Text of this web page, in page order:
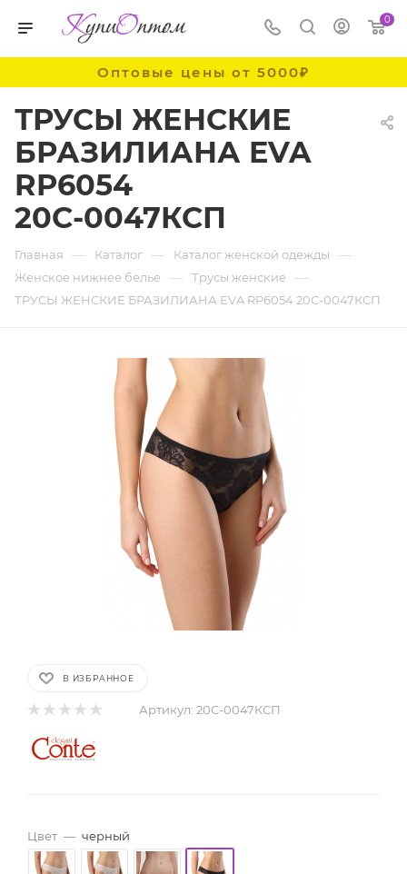
0
Оптовые цены от 5000₽
ТРУСЫ ЖЕНСКИЕ
БРАЗИЛИАНА EVA
RP6054
20С-0047КСП
Главная — Каталог — Каталог женской одежды —
Женское нижнее белье — Трусы женские —
ТРУСЫ ЖЕНСКИЕ БРАЗИЛИАНА EVA RP6054 20С-0047КСП
В ИЗБРАННОЕ
Артикул: 20С-0047КСП
Цвет — черный